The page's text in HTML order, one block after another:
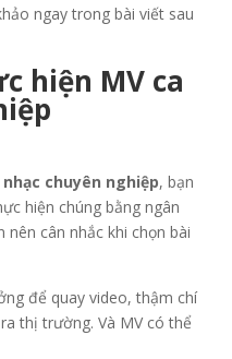
ngay trong bài viết sau
hiện MV ca
chuyên nghiệp, bạn
hiện chúng bằng ngân
cân nhắc khi chọn bài
để quay video, thậm chí
thị trường. Và MV có thể